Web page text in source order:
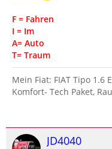
F = Fahren
I = Im
A= Auto
T= Traum
Mein Fiat: FIAT Tipo 1.6
Komfort- Tech Paket,
JD4040